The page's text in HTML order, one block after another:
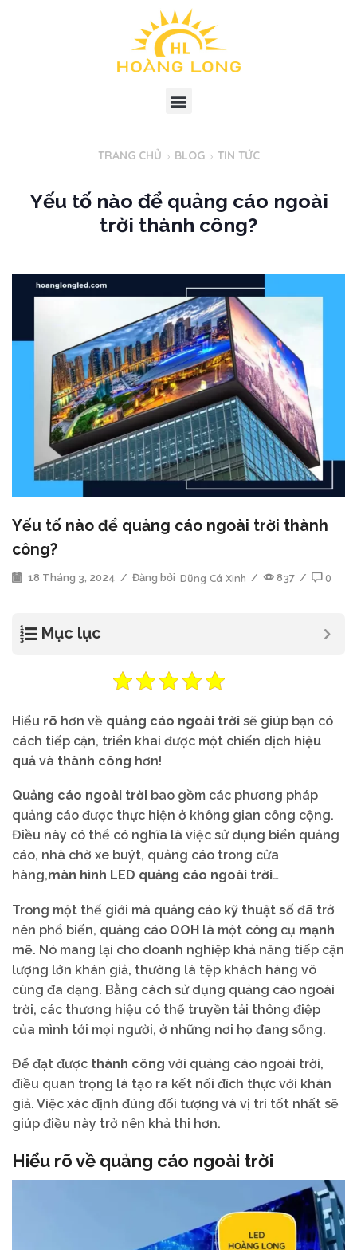
TRANG CHỦ BLOG TIN TỨC
Yếu tố nào để quảng cáo ngoài
trời thành công?
Yếu tố nào để quảng cáo ngoài trời thành
công?
18 Tháng 3, 2024 / Đăng bởi Dũng Cá Xinh / 837 / 0
Mục lục
Hiểu rõ hơn về quảng cáo ngoài trời sẽ giúp bạn có
cách tiếp cận, triển khai được một chiến dịch hiệu
quả và thành công hơn!
Quảng cáo ngoài trời bao gồm các phương pháp
quảng cáo được thực hiện ở không gian công cộng.
Điều này có thể có nghĩa là việc sử dụng biển quảng
cáo, nhà chờ xe buýt, quảng cáo trong cửa
hàng,màn hình LED quảng cáo ngoài trời…
Trong một thế giới mà quảng cáo kỹ thuật số đã trở
nên phổ biến, quảng cáo OOH là một công cụ mạnh
mẽ. Nó mang lại cho doanh nghiệp khả năng tiếp cận
lượng lớn khán giả, thường là tệp khách hàng vô
cùng đa dạng. Bằng cách sử dụng quảng cáo ngoài
trời, các thương hiệu có thể truyền tải thông điệp
của mình tới mọi người, ở những nơi họ đang sống.
Để đạt được thành công với quảng cáo ngoài trời,
điều quan trọng là tạo ra kết nối đích thực với khán
giả. Việc xác định đúng đối tượng và vị trí tốt nhất sẽ
giúp điều này trở nên khả thi hơn.
Hiểu rõ về quảng cáo ngoài trời